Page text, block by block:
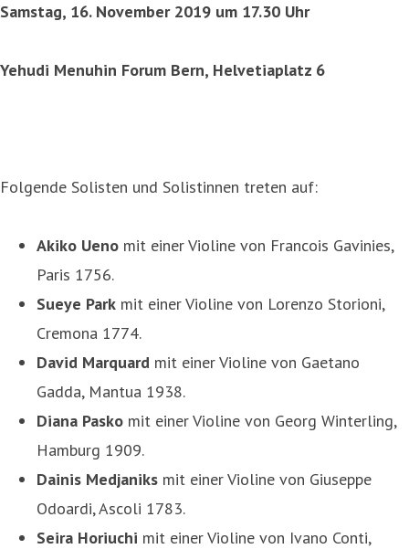
Samstag, 16. November 2019 um 17.30 Uhr
Yehudi Menuhin Forum Bern, Helvetiaplatz 6
Folgende Solisten und Solistinnen treten auf:
Akiko Ueno mit einer Violine von Francois Gavinies,
Paris 1756.
Sueye Park mit einer Violine von Lorenzo Storioni,
Cremona 1774.
David Marquard mit einer Violine von Gaetano
Gadda, Mantua 1938.
Diana Pasko mit einer Violine von Georg Winterling,
Hamburg 1909.
Dainis Medjaniks mit einer Violine von Giuseppe
Odoardi, Ascoli 1783.
Seira Horiuchi mit einer Violine von Ivano Conti,